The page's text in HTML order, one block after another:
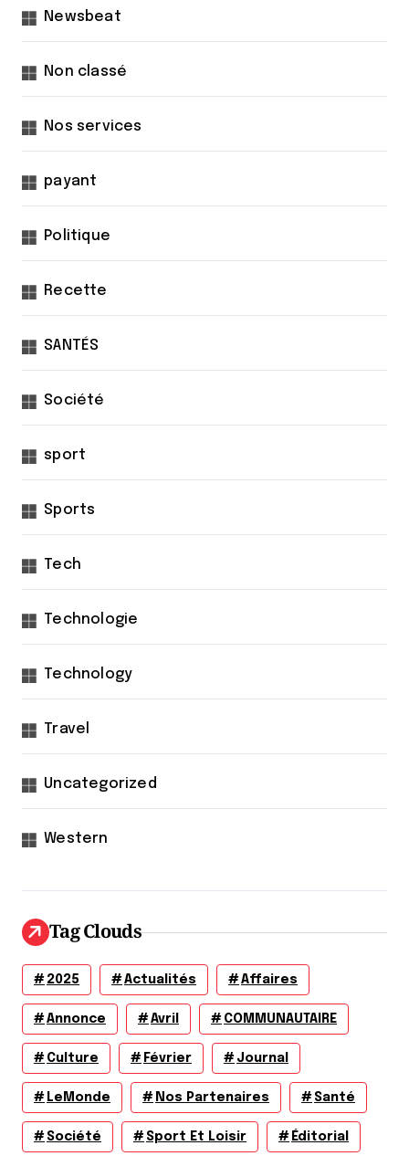
Newsbeat
Non classé
Nos services
payant
Politique
Recette
SANTÉS
Société
sport
Sports
Tech
Technologie
Technology
Travel
Uncategorized
Western
Tag Clouds
2025 Actualités Affaires
Annonce Avril COMMUNAUTAIRE
Culture Février Journal
LeMonde Nos Partenaires Santé
Société Sport Et Loisir Éditorial